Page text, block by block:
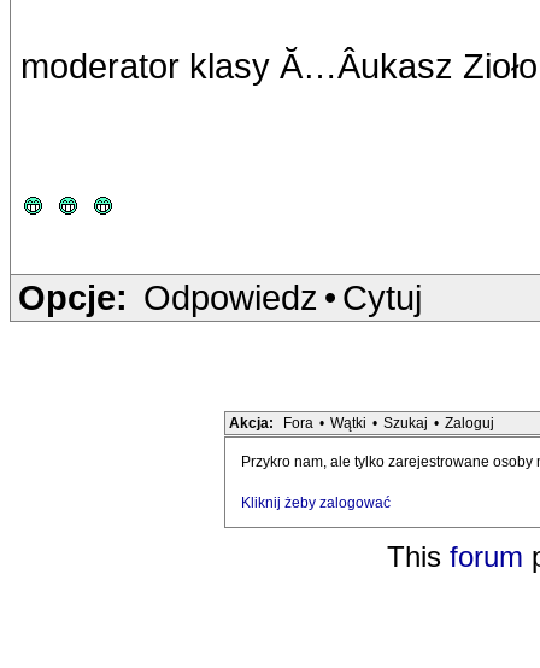
moderator klasy Ă…Âukasz Zioło
Opcje: Odpowiedz • Cytuj
Akcja: Fora • Wątki • Szukaj • Zaloguj
Przykro nam, ale tylko zarejestrowane osoby
Kliknij żeby zalogować
This forum